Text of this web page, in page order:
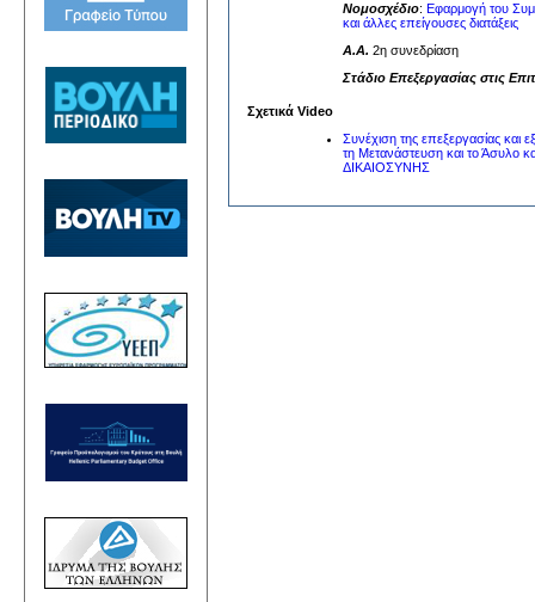
Νομοσχέδιο: Εφαρμογή του
και άλλες επείγουσες διατάξεις
A.A. 2η συνεδρίαση
Στάδιο Επεξεργασίας στις
Σχετικά Video
Συνέχιση της επεξεργασίας
τη Μετανάστευση και το
ΔΙΚΑΙΟΣΥΝΗΣ